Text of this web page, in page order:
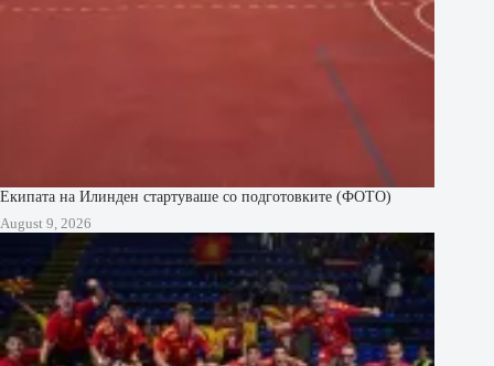
Екипата на Илинден стартуваше со подготовките (ФОТО)
August 9, 2026